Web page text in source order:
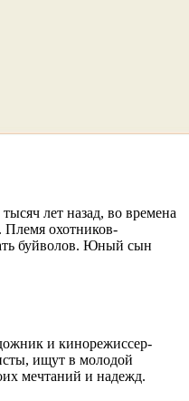
лет назад, во времена
Племя охотников-
буйволов. Юный сын
и кинорежиссер-
ищут в молодой
мечтаний и надежд.